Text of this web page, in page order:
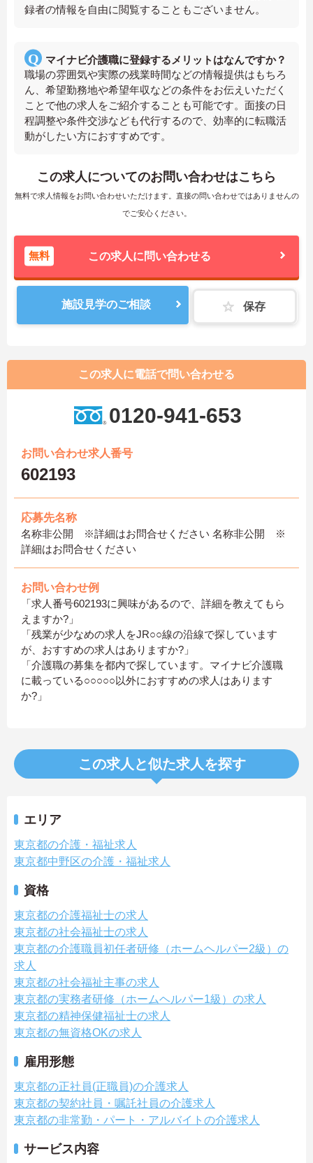
録者の情報を自由に閲覧することもございません。
マイナビ介護職に登録するメリットはなんですか？
職場の雰囲気や実際の残業時間などの情報提供はもちろ
ん、希望勤務地や希望年収などの条件をお伝えいただく
ことで他の求人をご紹介することも可能です。面接の日
程調整や条件交渉なども代行するので、効率的に転職活
動がしたい方におすすめです。
この求人についてのお問い合わせはこちら
無料で求人情報をお問い合わせいただけます。直接の問い合わせではありませんの
でご安心ください。
無料 この求人に問い合わせる
施設見学のご相談 保存
この求人に電話で問い合わせる
0120-941-653
お問い合わせ求人番号
602193
応募先名称
名称非公開 ※詳細はお問合せください 名称非公開 ※
詳細はお問合せください
お問い合わせ例
「求人番号602193に興味があるので、詳細を教えてもら
えますか?」
「残業が少なめの求人をJR○○線の沿線で探しています
が、おすすめの求人はありますか?」
「介護職の募集を都内で探しています。マイナビ介護職
に載っている○○○○○以外におすすめの求人はあります
か?」
この求人と似た求人を探す
エリア
東京都の介護・福祉求人
東京都中野区の介護・福祉求人
資格
東京都の介護福祉士の求人
東京都の社会福祉士の求人
東京都の介護職員初任者研修（ホームヘルパー2級）の
求人
東京都の社会福祉主事の求人
東京都の実務者研修（ホームヘルパー1級）の求人
東京都の精神保健福祉士の求人
東京都の無資格OKの求人
雇用形態
東京都の正社員(正職員)の介護求人
東京都の契約社員・嘱託社員の介護求人
東京都の非常勤・パート・アルバイトの介護求人
サービス内容